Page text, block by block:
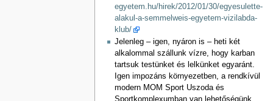
egyetem.hu/hirek/2012/01/30/egyesulette-
alakul-a-semmelweis-egyetem-vizilabda-
klub/
Jelenleg – igen, nyáron is – heti két
alkalommal szállunk vízre, hogy karban
tartsuk testünket és lelkünket egyaránt.
Igen impozáns környezetben, a rendkívül
modern MOM Sport Uszoda és
Sportkomplexumban van lehetőségünk